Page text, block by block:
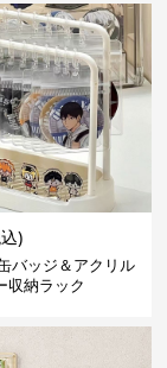
)
バッジ＆アクリル
収納ラック